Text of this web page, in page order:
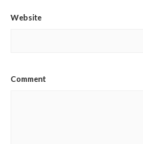
Website
Comment